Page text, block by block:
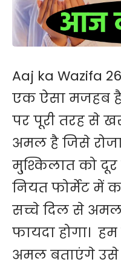
Aaj ka Wazifa
एक ऐसा मजहब है
पर पूरी तरह से
अमल है जिसे
मु्श्किलात को
नियत फोर्मेट में
सच्चे दिल से
फायदा होगा।
अमल बताएंगे उसे